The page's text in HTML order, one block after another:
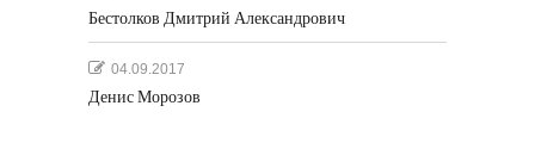
Бестолков Дмитрий Александрович
04.09.2017
Денис Морозов